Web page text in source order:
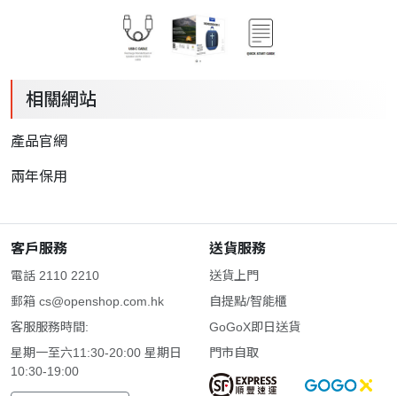
相關網站
產品官網
兩年保用
客戶服務
電話 2110 2210
郵箱 cs@openshop.com.hk
客服服務時間:
星期一至六11:30-20:00 星期日
10:30-19:00
送貨服務
送貨上門
自提點/智能櫃
GoGoX即日送貨
門市自取